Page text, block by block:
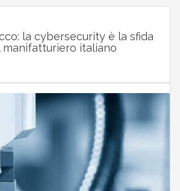
la cybersecurity è la sfida
italiano